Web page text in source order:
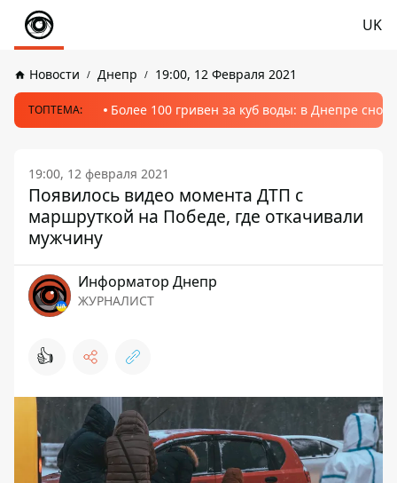
UK
Новости Днепр 19:00, 12 Февраля 2021
ТОПТЕМА: Более 100 гривен за куб воды: в Днепре
19:00, 12 февраля 2021
Появилось видео момента ДТП с
маршруткой на Победе, где откачивали
мужчину
Информатор Днепр
ЖУРНАЛИСТ
👍